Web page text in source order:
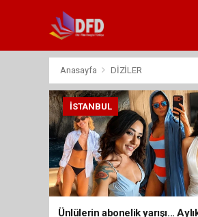
Anasayfa DİZİLER
İSTANBUL
Ünlülerin abonelik yarışı...